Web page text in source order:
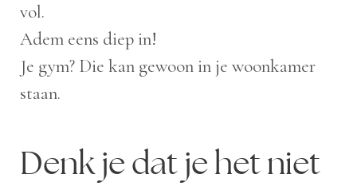
vol.
Adem eens diep in!
Je gym? Die kan gewoon in je woonkamer
staan.
Denk je dat je het niet